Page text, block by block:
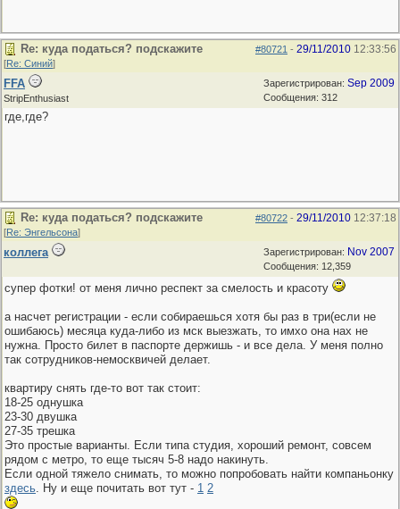
#80721 - 29/11/2010 12:33:56
Re: куда податься? подскажите
[Re: Синий]
Зарегистрирован: Sep 2009
Сообщения: 312
FFA
StripEnthusiast
где,где?
#80722 - 29/11/2010 12:37:18
Re: куда податься? подскажите
[Re: Энгельсона]
Зарегистрирован: Nov 2007
Сообщения: 12,359
коллега
супер фотки! от меня лично респект за смелость и красоту
а насчет регистрации - если собираешься хотя бы раз в три(если не
ошибаюсь) месяца куда-либо из мск выезжать, то имхо она нах не
нужна. Просто билет в паспорте держишь - и все дела. У меня полно
так сотрудников-немосквичей делает.
квартиру снять где-то вот так стоит:
18-25 однушка
23-30 двушка
27-35 трешка
Это простые варианты. Если типа студия, хороший ремонт, совсем
рядом с метро, то еще тысяч 5-8 надо накинуть.
Если одной тяжело снимать, то можно попробовать найти компаньонку
здесь. Ну и еще почитать вот тут - 1 2